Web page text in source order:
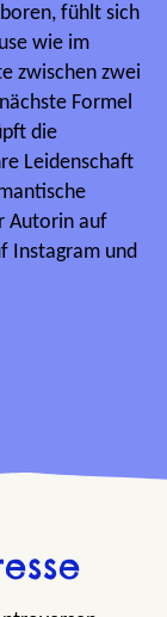
fühlt sich
wie im
zwischen zwei
Formel
die
Leidenschaft
Autorin auf
Instagram und